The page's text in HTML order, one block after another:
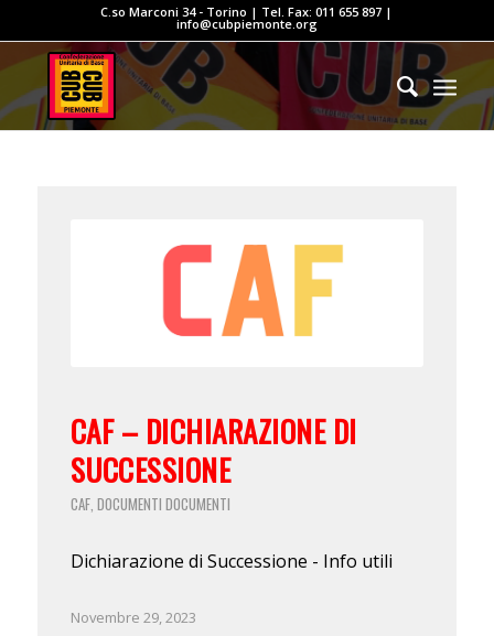
C.so Marconi 34 - Torino | Tel. Fax: 011 655 897 |
info@cubpiemonte.org
CAF – DICHIARAZIONE DI
SUCCESSIONE
CAF, DOCUMENTI DOCUMENTI
Dichiarazione di Successione - Info utili
Novembre 29, 2023